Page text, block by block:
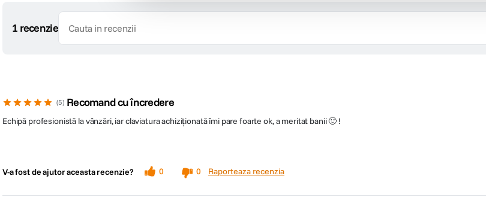
1 recenzie
5 Recomand cu încredere
Echipă profesionistă la vânzări, iar claviatura achiziționată îmi pare foarte ok, a meritat banii 🙂 !
V-a fost de ajutor aceasta recenzie? 0 0 Raporteaza recenzia